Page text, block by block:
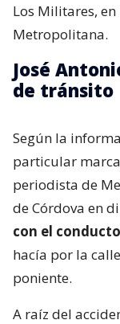
Los Militares,
Metropolitana.
José
de tránsito
Según la
particular
periodista de
de Córdova en
con el
hacía por la
poniente.
A raíz del